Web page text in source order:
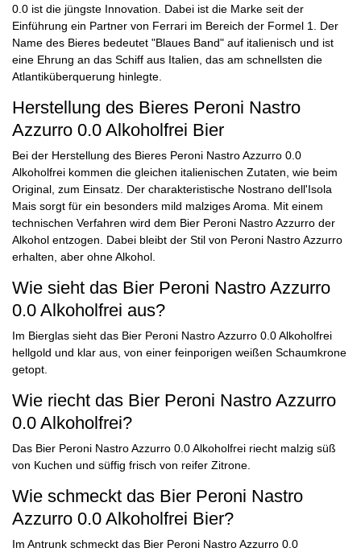
0.0 ist die jüngste Innovation. Dabei ist die Marke seit der
Einführung ein Partner von Ferrari im Bereich der Formel 1. Der
Name des Bieres bedeutet "Blaues Band" auf italienisch und ist
eine Ehrung an das Schiff aus Italien, das am schnellsten die
Atlantiküberquerung hinlegte.
Herstellung des Bieres Peroni Nastro
Azzurro 0.0 Alkoholfrei Bier
Bei der Herstellung des Bieres Peroni Nastro Azzurro 0.0
Alkoholfrei kommen die gleichen italienischen Zutaten, wie beim
Original, zum Einsatz. Der charakteristische Nostrano dell'Isola
Mais sorgt für ein besonders mild malziges Aroma. Mit einem
technischen Verfahren wird dem Bier Peroni Nastro Azzurro der
Alkohol entzogen. Dabei bleibt der Stil von Peroni Nastro Azzurro
erhalten, aber ohne Alkohol.
Wie sieht das Bier Peroni Nastro Azzurro
0.0 Alkoholfrei aus?
Im Bierglas sieht das Bier Peroni Nastro Azzurro 0.0 Alkoholfrei
hellgold und klar aus, von einer feinporigen weißen Schaumkrone
getopt.
Wie riecht das Bier Peroni Nastro Azzurro
0.0 Alkoholfrei?
Das Bier Peroni Nastro Azzurro 0.0 Alkoholfrei riecht malzig süß
von Kuchen und süffig frisch von reifer Zitrone.
Wie schmeckt das Bier Peroni Nastro
Azzurro 0.0 Alkoholfrei Bier?
Im Antrunk schmeckt das Bier Peroni Nastro Azzurro 0.0